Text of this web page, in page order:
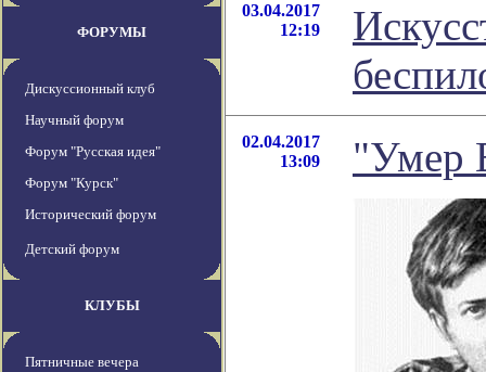
ФОРУМЫ
Дискуссионный клуб
Научный форум
Форум "Русская идея"
Форум "Курск"
Исторический форум
Детский форум
КЛУБЫ
Пятничные вечера
03.04.2017
12:19
02.04.2017
13:09
"Умер